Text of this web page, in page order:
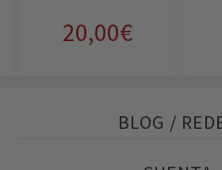
20,00€
BLOG /